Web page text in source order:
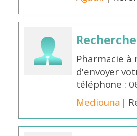
Pharmacie à
d'envoyer
téléphone :
Mediouna |